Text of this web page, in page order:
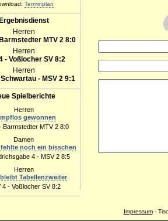
Terminplan
Ergebnisdienst
Herren
MTV 2 8:0
Herren
- Voßlocher SV 8:2
Herren
- MSV 2 9:1
Spielberichte
Herren
gewonnen
Barmstedter MTV 2 8:0
Damen
noch ein bisschen
4 - MSV 2 8:5
Herren
Tabellenzweiter
4 - Voßlocher SV 8:2
Impressum-